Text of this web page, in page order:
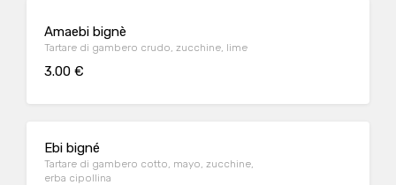
Amaebi bignè
Tartare di gambero crudo, zucchine, lime
3.00 €
Ebi bigné
Tartare di gambero cotto, mayo, zucchine,
erba cipollina